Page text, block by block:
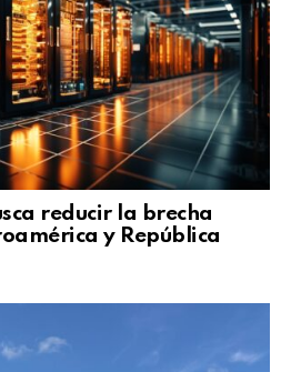
reducir la brecha
y República